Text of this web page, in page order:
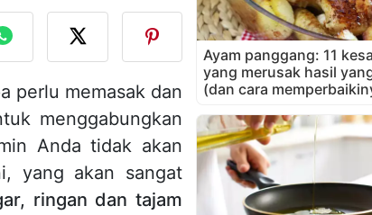
perlu memasak dan
menggabungkan
Anda tidak akan
yang akan sangat
ringan dan tajam
Ayam panggang: 11
yang merusak hasil
(dan cara